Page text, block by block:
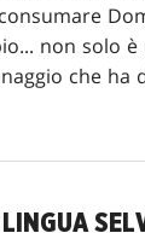
non solo
che ha